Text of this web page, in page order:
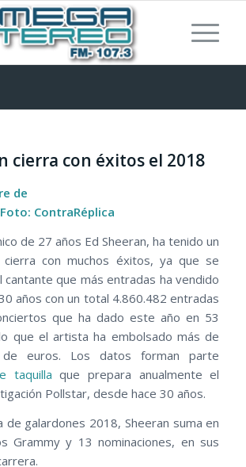
cierra con éxitos el 2018
de
ContraRéplica
de 27 años Ed Sheeran, ha tenido un
con muchos éxitos, ya que se
cantante que más entradas ha vendido
años con un total 4.860.482 entradas
que ha dado este año en 53
que el artista ha embolsado más de
euros. Los datos forman parte
taquilla que prepara anualmente el
Pollstar, desde hace 30 años.
de galardones 2018, Sheeran suma en
Grammy y 13 nominaciones, en sus